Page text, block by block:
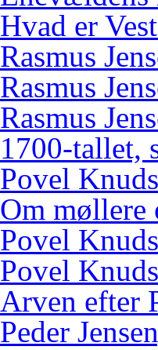
Hvad er
Rasmus
Rasmus
Rasmus
1700-tallet,
Povel
Om møllere
Povel
Povel
Arven efter
Peder